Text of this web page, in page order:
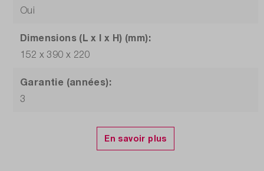
Oui
Dimensions (L x l x H) (mm):
152 x 390 x 220
Garantie (années):
3
Générateur de fonctions: